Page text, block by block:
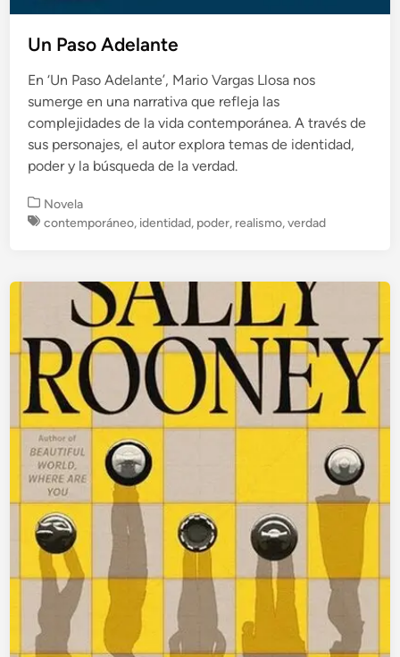
Un Paso Adelante
En ‘Un Paso Adelante’, Mario Vargas Llosa nos
sumerge en una narrativa que refleja las
complejidades de la vida contemporánea. A través de
sus personajes, el autor explora temas de identidad,
poder y la búsqueda de la verdad.
P
u
i
d
o
e
n
Novela
contemporáneo, identidad, poder, realismo,verdad